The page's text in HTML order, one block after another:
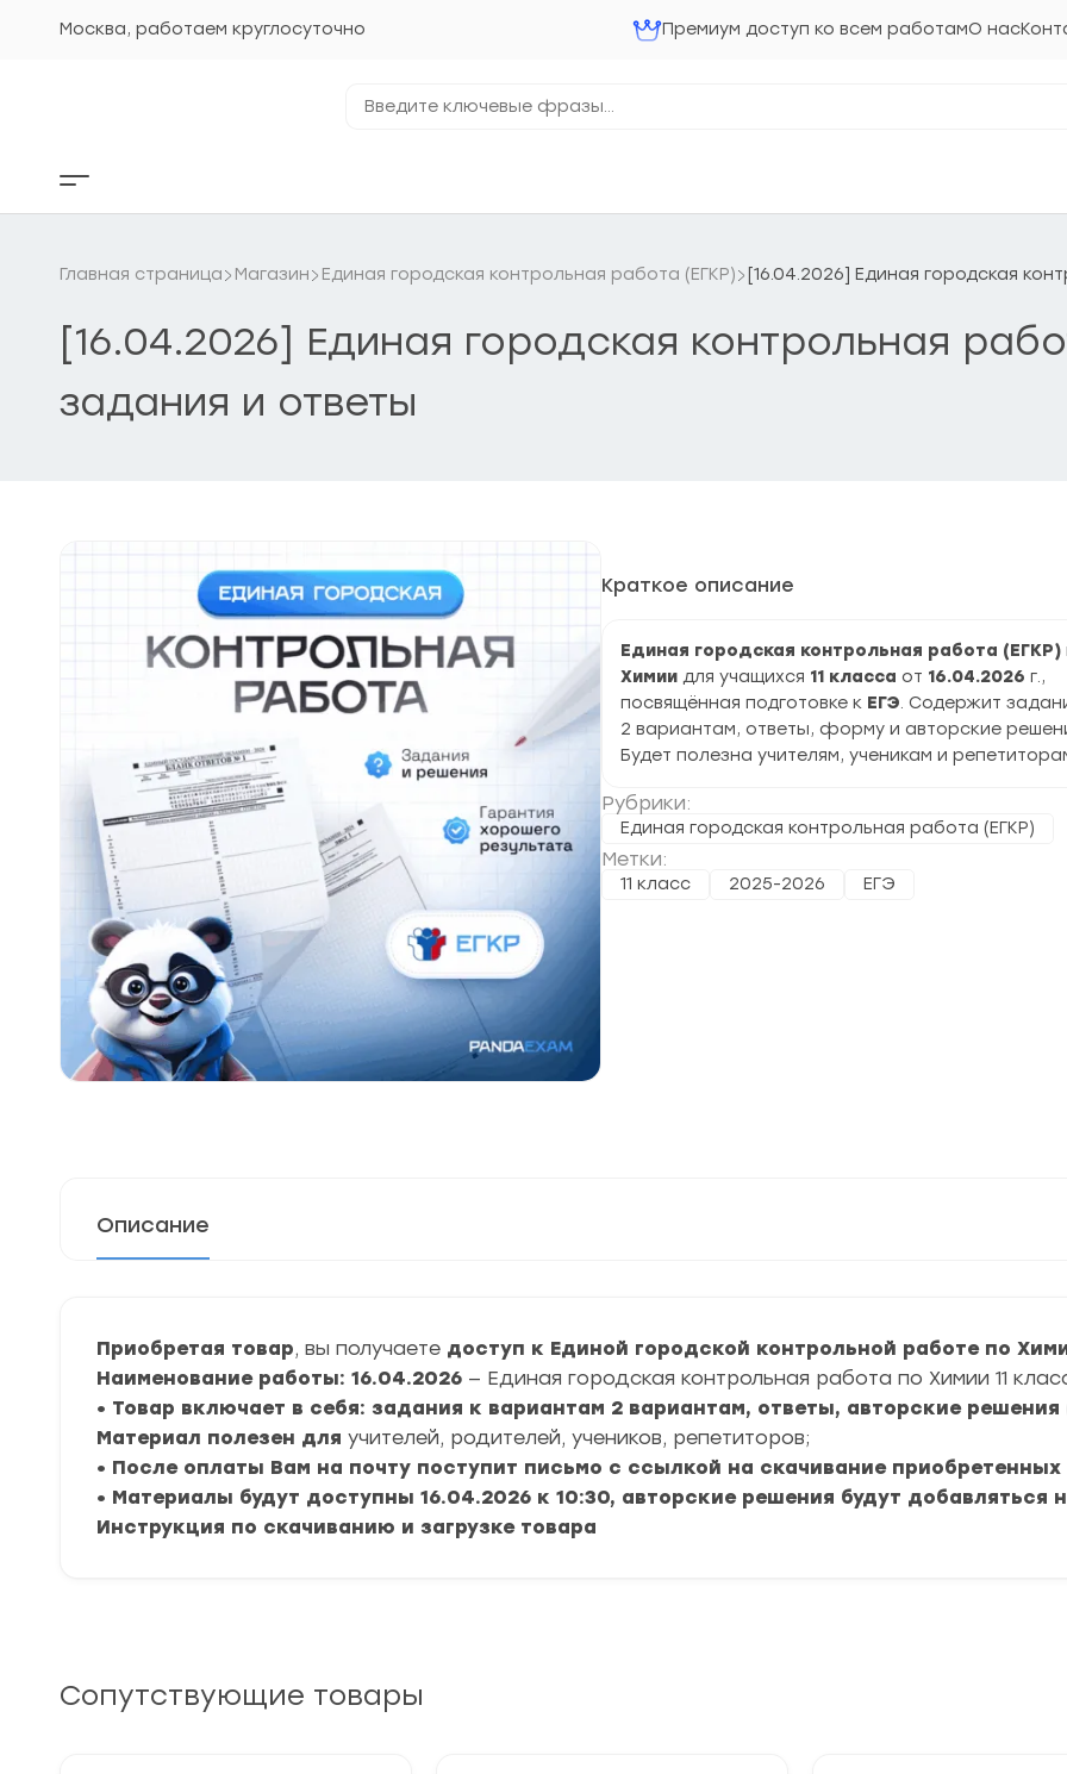
Москва, работаем круглосуточно Премиум доступ ко всем работамО нас
ключевые
Кнопка
бокового
Главная страница Магазин Единая городская контрольная работа (ЕГКР) [16.04.2026] Единая городская
[16.04.2026] Единая городская контрольная
задания и ответы
Краткое описание
Единая городская контрольная работа (ЕГКР)
Химии для учащихся 11 класса от 16.04.2026 г.,
посвящённая подготовке к ЕГЭ. Содержит
2 вариантам, ответы, форму и авторские
Будет полезна учителям, ученикам и
Рубрики:
Единая городская контрольная работа (ЕГКР)
Метки:
11 класс 2025-2026 ЕГЭ
Описание
Приобретая товар, вы получаете доступ к Единой городской контрольной работе по
Наименование работы: 16.04.2026 — Единая городская контрольная работа по Химии 11
• Товар включает в себя: задания к вариантам 2 вариантам, ответы, авторские решения
Материал полезен для учителей, родителей, учеников, репетиторов;
• После оплаты Вам на почту поступит письмо с ссылкой на скачивание приобретенных
• Материалы будут доступны 16.04.2026 к 10:30, авторские решения будут добавляться
Инструкция по скачиванию и загрузке товара
Сопутствующие товары